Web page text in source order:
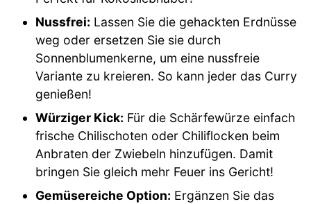
Nussfrei: Lassen Sie die gehackten Erdnüsse
weg oder ersetzen Sie sie durch
Sonnenblumenkerne, um eine nussfreie
Variante zu kreieren. So kann jeder das Curry
genießen!
Würziger Kick: Für die Schärfewürze einfach
frische Chilischoten oder Chiliflocken beim
Anbraten der Zwiebeln hinzufügen. Damit
bringen Sie gleich mehr Feuer ins Gericht!
Gemüsereiche Option: Ergänzen Sie das